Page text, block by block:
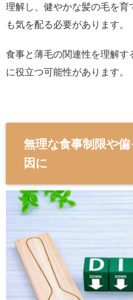
理解し、健やかな髪の毛を
も気を配る必要があります。
食事と薄毛の関連性を理解
に役立つ可能性があります。
無理な食事制限や
因に